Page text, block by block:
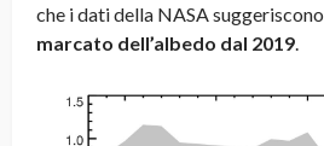
che i dati della NASA suggeriscono
marcato dell’albedo dal 2019